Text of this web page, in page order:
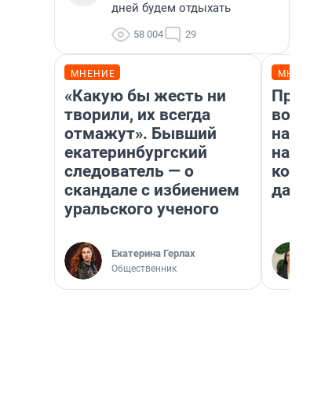
дней будем отдыхать
58 004 29
МНЕНИЕ
«Какую бы жесть ни
творили, их всегда
отмажут». Бывший
екатеринбургский
следователь — о
скандале с избиением
уральского ученого
Екатерина Герлах
Общественник
нам
даже